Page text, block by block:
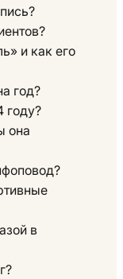
и как его
год?
году?
она
в